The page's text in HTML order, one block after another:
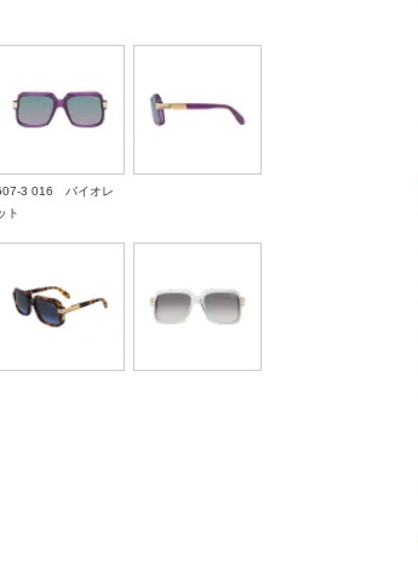
3 016 バイオレ
ト